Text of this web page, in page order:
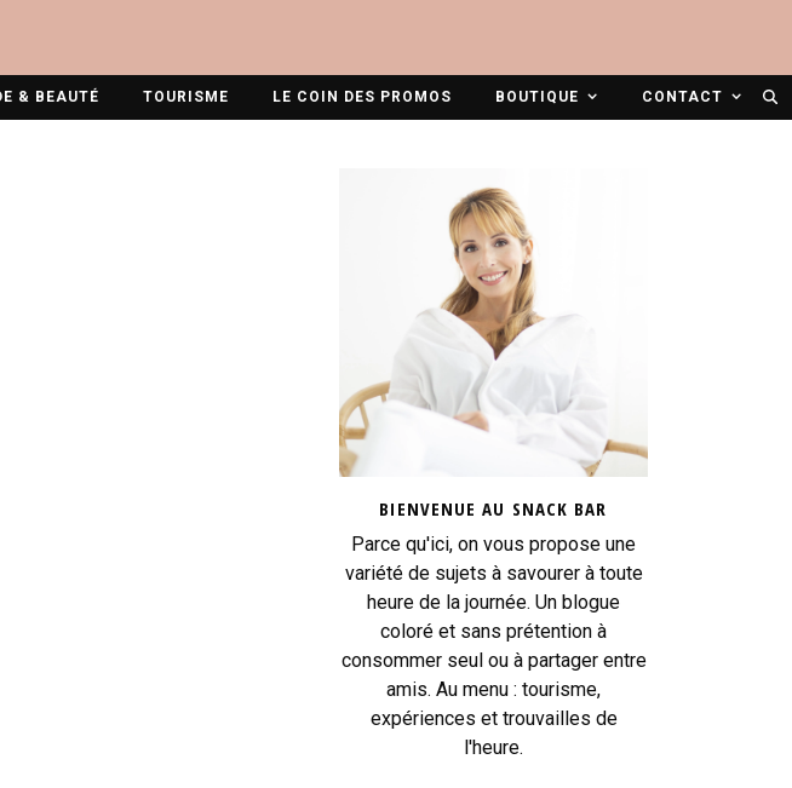
& BEAUTÉ TOURISME LE COIN DES PROMOS BOUTIQUE CONTACT
BIENVENUE AU SNACK BAR
Parce qu'ici, on vous propose une
variété de sujets à savourer à toute
heure de la journée. Un blogue
coloré et sans prétention à
consommer seul ou à partager entre
amis. Au menu : tourisme,
expériences et trouvailles de
l'heure.